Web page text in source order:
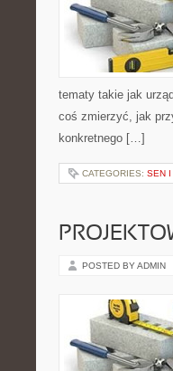
tematy takie jak
coś zmierzyć, jak
konkretnego […]
CATEGORIES: SEN I
POSTED BY ADMIN